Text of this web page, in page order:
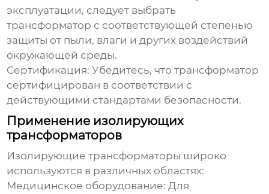
эксплуатации, следует выбрать
трансформатор с соответствующей степенью
защиты от пыли, влаги и других воздействий
окружающей среды.
Сертификация: Убедитесь, что трансформатор
сертифицирован в соответствии с
действующими стандартами безопасности.
Применение изолирующих
трансформаторов
Изолирующие трансформаторы широко
используются в различных областях:
Медицинское оборудование: Для